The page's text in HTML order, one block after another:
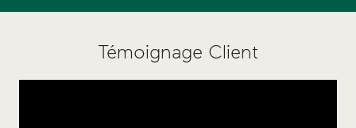
Témoignage Client